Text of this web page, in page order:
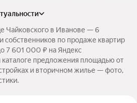
Чайковского в Иванове — 6
собственников по продаже квартир
7 601 000 ₽ на Яндекс
предложения площадью от
и вторичном жилье — фото,